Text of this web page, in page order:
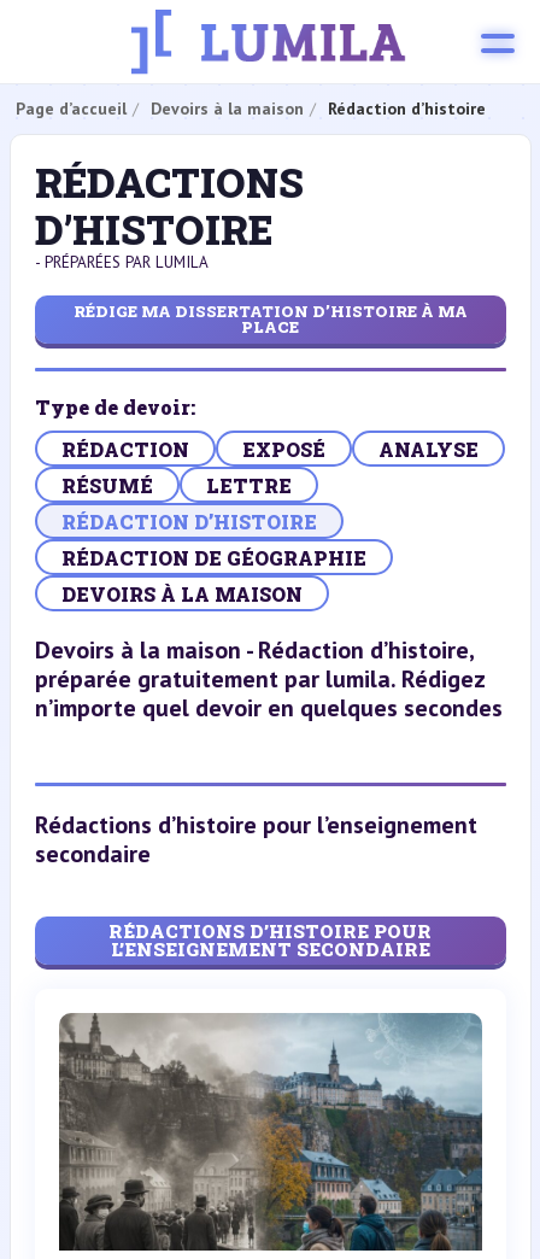
Page d’accueil Devoirs à la maison Rédaction d’histoire
RÉDACTIONS
D’HISTOIRE
- PRÉPARÉES PAR LUMILA
RÉDIGE MA DISSERTATION D’HISTOIRE À MA
PLACE
Type de devoir:
RÉDACTION
EXPOSÉ
ANALYSE
RÉSUMÉ
LETTRE
RÉDACTION D’HISTOIRE
RÉDACTION DE GÉOGRAPHIE
DEVOIRS À LA MAISON
Devoirs à la maison - Rédaction d’histoire,
préparée gratuitement par lumila. Rédigez
n’importe quel devoir en quelques secondes
Rédactions d’histoire pour l’enseignement
secondaire
RÉDACTIONS D’HISTOIRE POUR
L’ENSEIGNEMENT SECONDAIRE